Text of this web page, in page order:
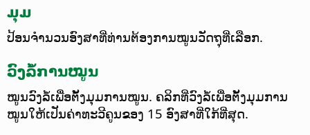
ມຸມ
ປ້ອນຈຳນວນອົງສາທີ່ທ່ານຕ້ອງການໝູນວັດຖຸທີ່ເລືອກ.
ວົງລໍ້ການໝູນ
ໝູນວົງລໍ້ເພື່ອຕັ້ງມຸມການໝູນ. ຄລິກທີ່ວົງລໍ້ເພື່ອຕັ້ງມຸມການ
ໝູນໃຫ້ເປັນຄ່າທະວີຄູນຂອງ 15 ອົງສາທີ່ໃກ້ທີ່ສຸດ.